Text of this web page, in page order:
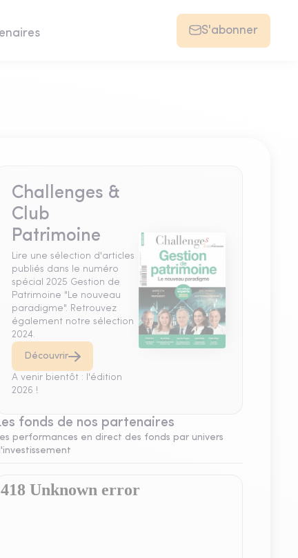
S'abonner
Challenges &
Club
Patrimoine
Lire une sélection d'articles
publiés dans le numéro
spécial 2025 Gestion de
Patrimoine "Le nouveau
paradigme". Retrouvez
également notre sélection
2024.
Découvrir
A venir bientôt : l'édition
2026 !
fonds de nos partenaires
performances en direct des fonds par univers